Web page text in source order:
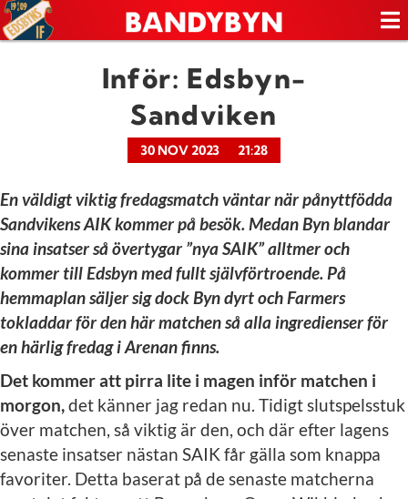
Inför: Edsbyn-
Sandviken
30 NOV 2023 21:28
En väldigt viktig fredagsmatch väntar när pånyttfödda
Sandvikens AIK kommer på besök. Medan Byn blandar
sina insatser så övertygar ”nya SAIK” alltmer och
kommer till Edsbyn med fullt självförtroende. På
hemmaplan säljer sig dock Byn dyrt och Farmers
tokladdar för den här matchen så alla ingredienser för
en härlig fredag i Arenan finns.
Det kommer att pirra lite i magen inför matchen i
morgon,det känner jag redan nu. Tidigt slutspelsstuk
över matchen, så viktig är den, och där efter lagens
senaste insatser nästan SAIK får gälla som knappa
favoriter. Detta baserat på de senaste matcherna